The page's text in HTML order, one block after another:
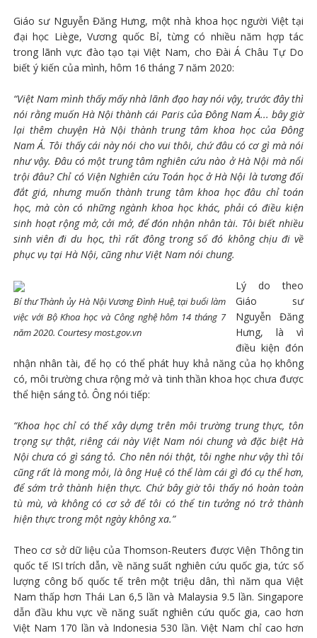
Giáo sư Nguyễn Đăng Hưng, một nhà khoa học người Việt tại
đại học Liège, Vương quốc Bỉ, từng có nhiều năm hợp tác
trong lãnh vực đào tạo tại Việt Nam, cho Đài Á Châu Tự Do
biết ý kiến của mình, hôm 16 tháng 7 năm 2020:
“Việt Nam mình thấy mấy nhà lãnh đạo hay nói vậy, trước đây thì
nói rằng muốn Hà Nội thành cái Paris của Đông Nam Á... bây giờ
lại thêm chuyện Hà Nội thành trung tâm khoa học của Đông
Nam Á. Tôi thấy cái này nói cho vui thôi, chứ đâu có cơ gì mà nói
như vậy. Đâu có một trung tâm nghiên cứu nào ở Hà Nội mà nổi
trội đâu? Chỉ có Viện Nghiên cứu Toán học ở Hà Nội là tương đối
đắt giá, nhưng muốn thành trung tâm khoa học đâu chỉ toán
học, mà còn có những ngành khoa học khác, phải có điều kiện
sinh hoạt rộng mở, cởi mở, để đón nhận nhân tài. Tôi biết nhiều
sinh viên đi du học, thì rất đông trong số đó không chịu đi về
phục vụ tại Hà Nội, cũng như Việt Nam nói chung.
Bí thư Thành ủy Hà Nội Vương Đình Huệ, tại buổi làm
việc với Bộ Khoa học và Công nghệ hôm 14 tháng 7
năm 2020. Courtesy most.gov.vn
Lý do theo
Giáo sư
Nguyễn Đăng
Hưng, là vì
điều kiện đón
nhận nhân tài, để họ có thể phát huy khả năng của họ không
có, môi trường chưa rộng mở và tinh thần khoa học chưa được
thể hiện sáng tỏ. Ông nói tiếp:
“Khoa học chỉ có thể xây dựng trên môi trường trung thực, tôn
trọng sự thật, riêng cái này Việt Nam nói chung và đặc biệt Hà
Nội chưa có gì sáng tỏ. Cho nên nói thật, tôi nghe như vậy thì tôi
cũng rất là mong mỏi, là ông Huệ có thể làm cái gì đó cụ thể hơn,
để sớm trở thành hiện thực. Chứ bây giờ tôi thấy nó hoàn toàn
tù mù, và không có cơ sở để tôi có thể tin tưởng nó trở thành
hiện thực trong một ngày không xa.”
Theo cơ sở dữ liệu của Thomson-Reuters được Viện Thông tin
quốc tế ISI trích dẫn, về năng suất nghiên cứu quốc gia, tức số
lượng công bố quốc tế trên một triệu dân, thì năm qua Việt
Nam thấp hơn Thái Lan 6,5 lần và Malaysia 9.5 lần. Singapore
dẫn đầu khu vực về năng suất nghiên cứu quốc gia, cao hơn
Việt Nam 170 lần và Indonesia 530 lần. Việt Nam chỉ cao hơn